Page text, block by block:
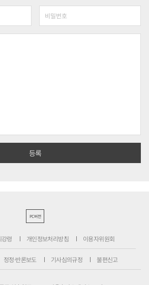
PC버전
강령 개인정보처리방침 이용자위원회
정정·반론보도 기사심의규정 불편신고